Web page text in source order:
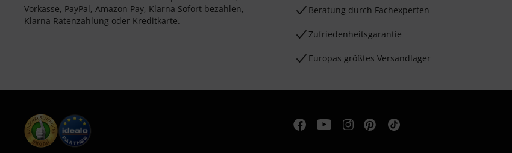
Vorkasse, PayPal, Amazon Pay, Klarna Sofort bezahlen,
Klarna Ratenzahlung oder Kreditkarte.
Beratung durch Fachexperten
Zufriedenheitsgarantie
Europas größtes Versandlager